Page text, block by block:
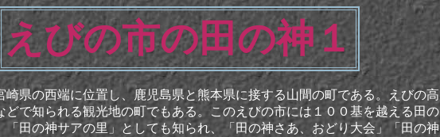
えびの市の田の神１
県の西端に位置し、鹿児島県と熊本県に接する山間の町である。えびの高
どで知られる観光地の町でもある。このえびの市には１００基を越える田の
「田の神サアの里」としても知られ、「田の神さあ、おどり大会」「田の神